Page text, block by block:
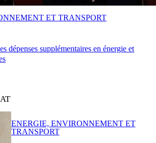
dépenses supplémentaires en énergie et
ET TRANSPORT
ENERGIE, ENVIRONNEMENT ET
TRANSPORT